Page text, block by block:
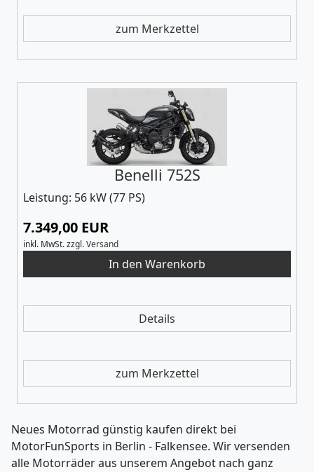
zum Merkzettel
Benelli 752S
Leistung: 56 kW (77 PS)
7.349,00 EUR
inkl. MwSt.zzgl.Versand
Details
zum Merkzettel
Neues Motorrad günstig kaufen direkt bei
MotorFunSports in Berlin - Falkensee. Wir versenden
alle Motorräder aus unserem Angebot nach ganz